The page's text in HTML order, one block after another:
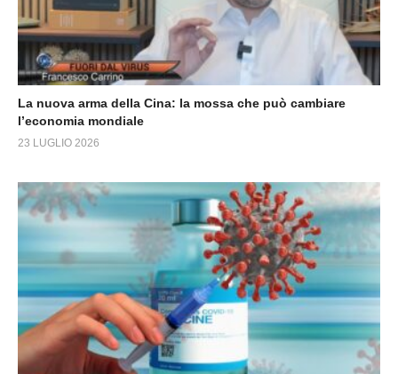
La nuova arma della Cina: la mossa che può cambiare
l’economia mondiale
23 LUGLIO 2026